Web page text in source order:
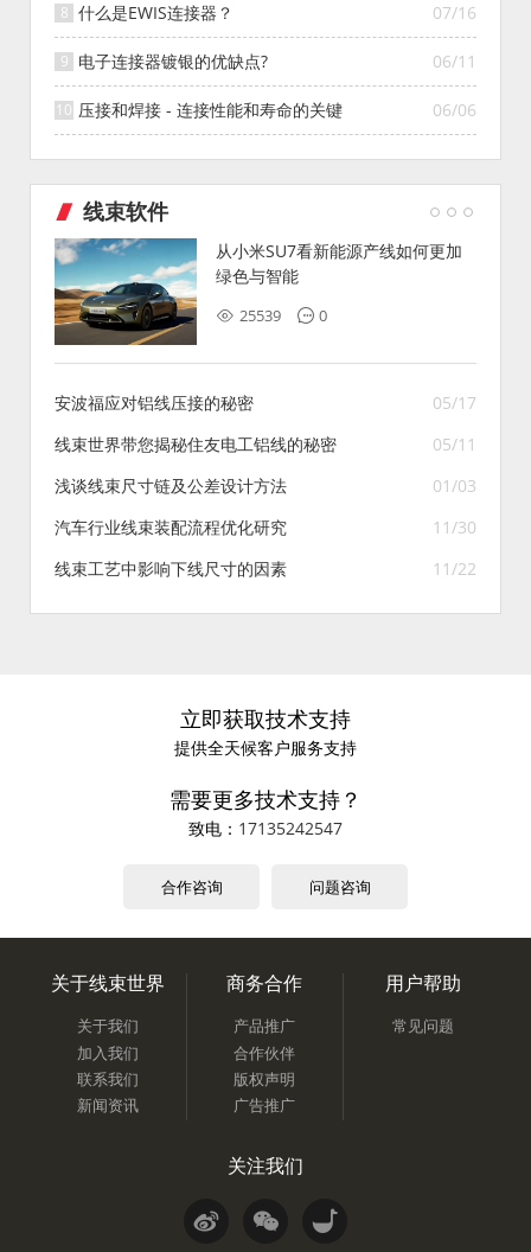
07/16
什么是EWIS连接器？
06/11
电子连接器镀银的优缺点?
06/06
压接和焊接 - 连接性能和寿命的关键
线束软件
从小米SU7看新能源产线如何更加
绿色与智能
25539 0
05/17
安波福应对铝线压接的秘密
05/11
线束世界带您揭秘住友电工铝线的秘密
01/03
浅谈线束尺寸链及公差设计方法
11/30
汽车行业线束装配流程优化研究
11/22
线束工艺中影响下线尺寸的因素
立即获取技术支持
提供全天候客户服务支持
需要更多技术支持？
致电： 17135242547
合作咨询 问题咨询
关于线束世界
关于我们
加入我们
联系我们
新闻资讯
商务合作
产品推广
合作伙伴
版权声明
广告推广
用户帮助
常见问题
关注我们